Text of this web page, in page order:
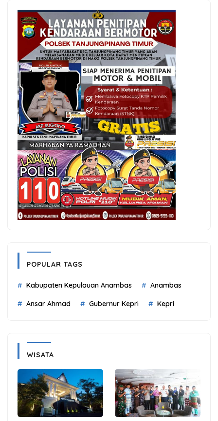
POPULAR TAGS
Kabupaten Kepulauan Anambas Anambas
Ansar Ahmad Gubernur Kepri Kepri
WISATA